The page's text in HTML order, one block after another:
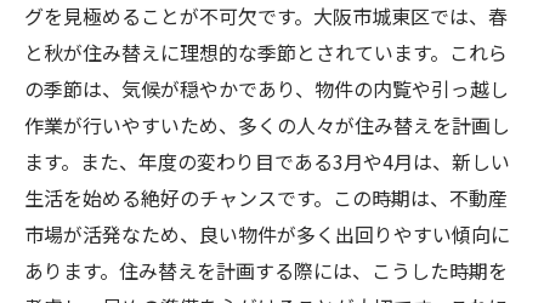
グを見極めることが不可欠です。大阪市城東区では、春
と秋が住み替えに理想的な季節とされています。これら
の季節は、気候が穏やかであり、物件の内覧や引っ越し
作業が行いやすいため、多くの人々が住み替えを計画し
ます。また、年度の変わり目である3月や4月は、新しい
生活を始める絶好のチャンスです。この時期は、不動産
市場が活発なため、良い物件が多く出回りやすい傾向に
あります。住み替えを計画する際には、こうした時期を